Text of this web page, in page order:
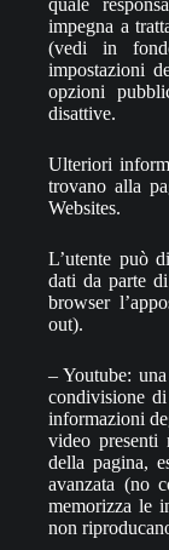
quale
impegna a
(vedi in
impostazioni
opzioni
disattive.
Ulteriori
trovano alla
Websites.
L’utente può
dati da parte
browser
out).
– Youtube:
condivisione
informazioni
video presenti
della pagina,
avanzata (no
memorizza le
non